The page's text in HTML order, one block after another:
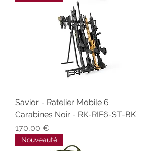
Savior - Ratelier Mobile 6
Carabines Noir - RK-RIF6-ST-BK
Prix
170,00 €
Nouveauté